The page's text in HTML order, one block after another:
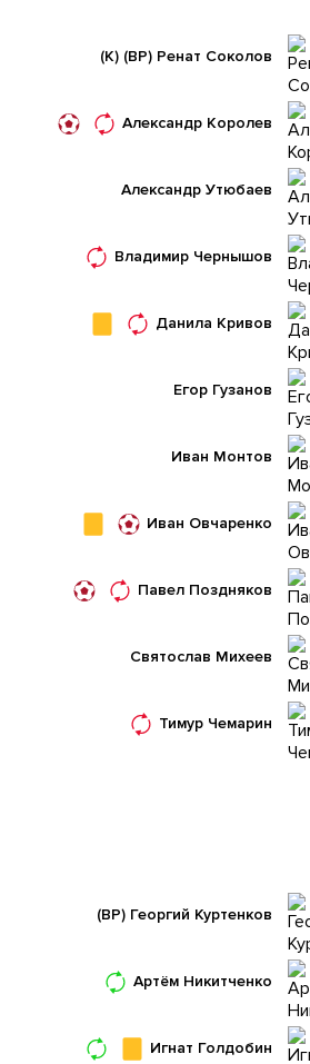
Ренат Соколов
(К) (ВР)
Александр Королев
Александр Утюбаев
Владимир Чернышов
Данила Кривов
Егор Гузанов
Иван Монтов
Иван Овчаренко
Павел Поздняков
Святослав Михеев
Тимур Чемарин
Георгий Куртенков
(ВР)
Артём Никитченко
Игнат Голдобин